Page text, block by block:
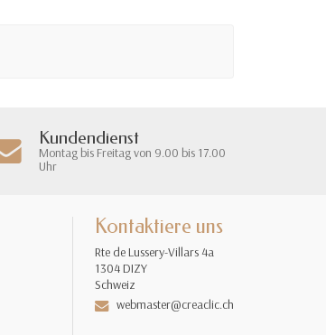
Kundendienst
Montag bis Freitag von 9.00 bis 17.00
Uhr
Kontaktiere uns
Rte de Lussery-Villars 4a
1304 DIZY
Schweiz
webmaster@creaclic.ch